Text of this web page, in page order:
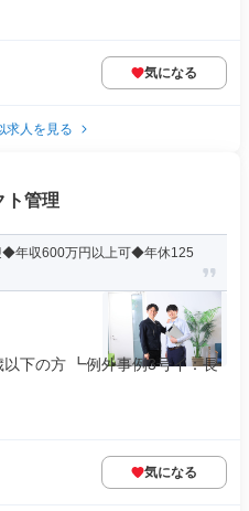
気になる
求人を見る
ト管理
年収600万円以上可◆年休125
下の方 ┗例外事例3号イ：長
気になる